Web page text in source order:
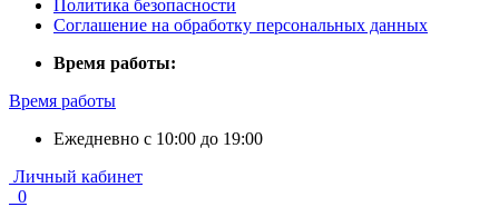
Политика безопасности
Соглашение на обработку персональных данных
Время работы:
Время работы
Ежедневно с 10:00 до 19:00
Личный кабинет
0